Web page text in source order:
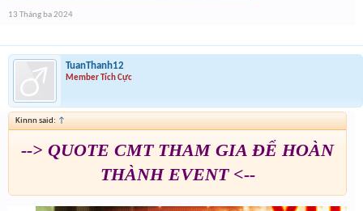
13 Tháng ba 2024
TuanThanh12
Member Tích Cực
Kinnn said: ↑
--> QUOTE CMT THAM GIA ĐỂ HOÀN
THÀNH EVENT <--